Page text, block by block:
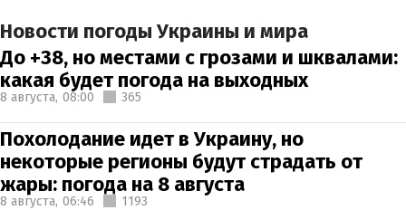
Новости погоды Украины и мира
До +38, но местами с грозами и шквалами:
какая будет погода на выходных
8 августа, 08:00 365
Похолодание идет в Украину, но
некоторые регионы будут страдать от
жары: погода на 8 августа
8 августа, 06:46 1193